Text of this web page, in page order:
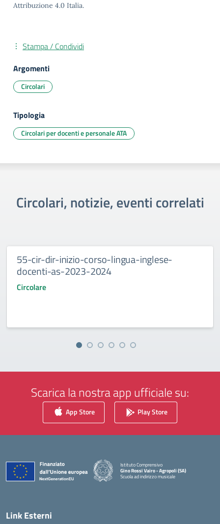
Attribuzione 4.0 Italia.
Stampa / Condividi
Argomenti
Circolari
Tipologia
Circolari per docenti e personale ATA
Circolari, notizie, eventi correlati
55-cir-dir-inizio-corso-lingua-inglese-
docenti-as-2023-2024
Circolare
Scarica la nostra app ufficiale su:
App Store Play Store
Istituto Comprensivo
Gino Rossi Vairo - Agropoli (SA)
Scuola ad indirizzo musicale
Link Esterni